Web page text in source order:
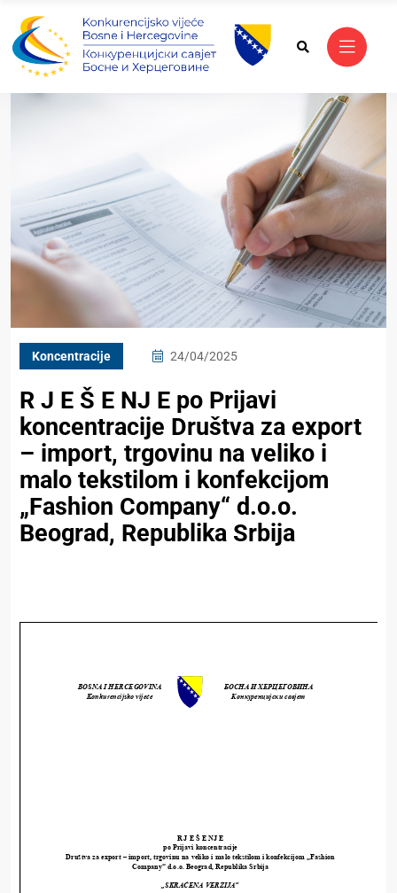
Koncentracije 24/04/2025
R J E Š E NJ E po Prijavi
koncentracije Društva za export
– import, trgovinu na veliko i
malo tekstilom i konfekcijom
„Fashion Company“ d.o.o.
Beograd, Republika Srbija